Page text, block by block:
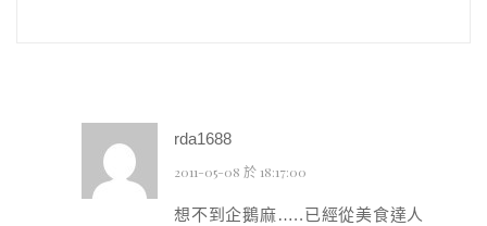
rda1688
2011-05-08 於 18:17:00
想不到企鵝麻…..已經從美食達人